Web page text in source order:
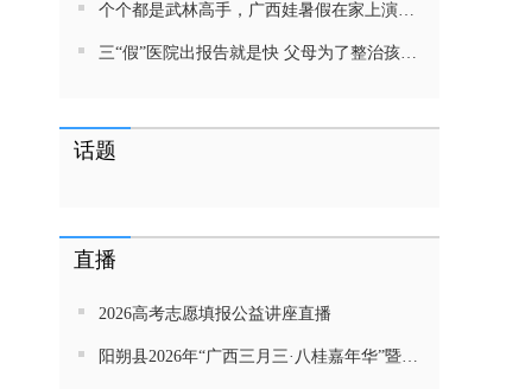
个个都是武林高手，广西娃暑假在家上演武侠片，80后90后:以前我们也这样玩
三“假”医院出报告就是快 父母为了整治孩子少吃零食想尽了办法 网友：“又有”笑死我了
话题
直播
2026高考志愿填报公益讲座直播
阳朔县2026年“广西三月三·八桂嘉年华”暨金龙巡游活动直播